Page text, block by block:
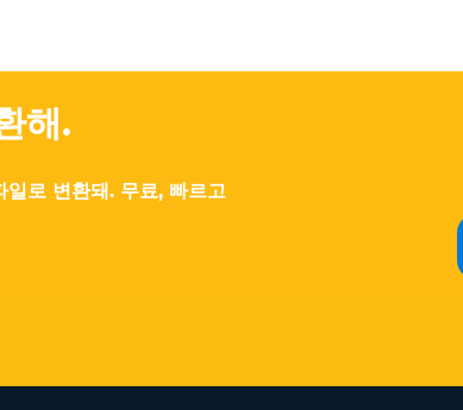
해.
로 변환돼. 무료, 빠르고